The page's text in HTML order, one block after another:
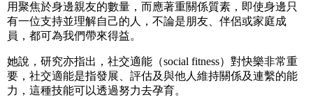
用聚焦於身邊親友的數量，而應著重關係質素，即使身邊只
有一位支持並理解自己的人，不論是朋友、伴侶或家庭成
員，都可為我們帶來得益。
她說，研究亦指出，社交適能（social fitness）對快樂非常重
要，社交適能是指發展、評估及與他人維持關係及連繫的能
力，這種技能可以透過努力去孕育。